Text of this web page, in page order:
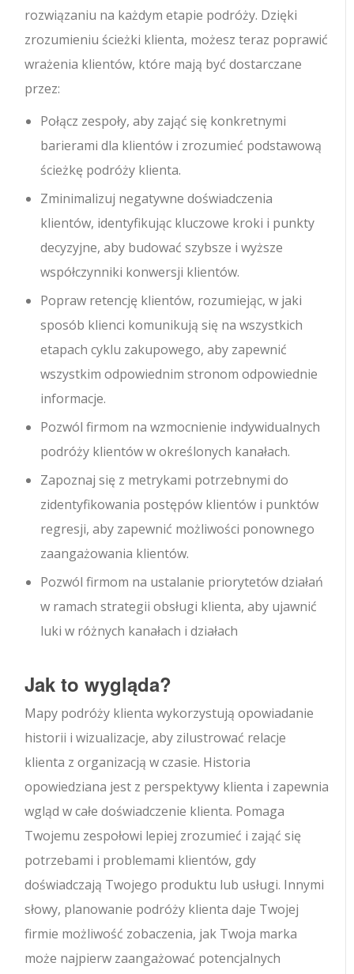
rozwiązaniu na każdym etapie podróży. Dzięki
zrozumieniu ścieżki klienta, możesz teraz poprawić
wrażenia klientów, które mają być dostarczane
przez:
Połącz zespoły, aby zająć się konkretnymi
barierami dla klientów i zrozumieć podstawową
ścieżkę podróży klienta.
Zminimalizuj negatywne doświadczenia
klientów, identyfikując kluczowe kroki i punkty
decyzyjne, aby budować szybsze i wyższe
współczynniki konwersji klientów.
Popraw retencję klientów, rozumiejąc, w jaki
sposób klienci komunikują się na wszystkich
etapach cyklu zakupowego, aby zapewnić
wszystkim odpowiednim stronom odpowiednie
informacje.
Pozwól firmom na wzmocnienie indywidualnych
podróży klientów w określonych kanałach.
Zapoznaj się z metrykami potrzebnymi do
zidentyfikowania postępów klientów i punktów
regresji, aby zapewnić możliwości ponownego
zaangażowania klientów.
Pozwól firmom na ustalanie priorytetów działań
w ramach strategii obsługi klienta, aby ujawnić
luki w różnych kanałach i działach
Jak to wygląda?
Mapy podróży klienta wykorzystują opowiadanie
historii i wizualizacje, aby zilustrować relacje
klienta z organizacją w czasie. Historia
opowiedziana jest z perspektywy klienta i zapewnia
wgląd w całe doświadczenie klienta. Pomaga
Twojemu zespołowi lepiej zrozumieć i zająć się
potrzebami i problemami klientów, gdy
doświadczają Twojego produktu lub usługi. Innymi
słowy, planowanie podróży klienta daje Twojej
firmie możliwość zobaczenia, jak Twoja marka
może najpierw zaangażować potencjalnych